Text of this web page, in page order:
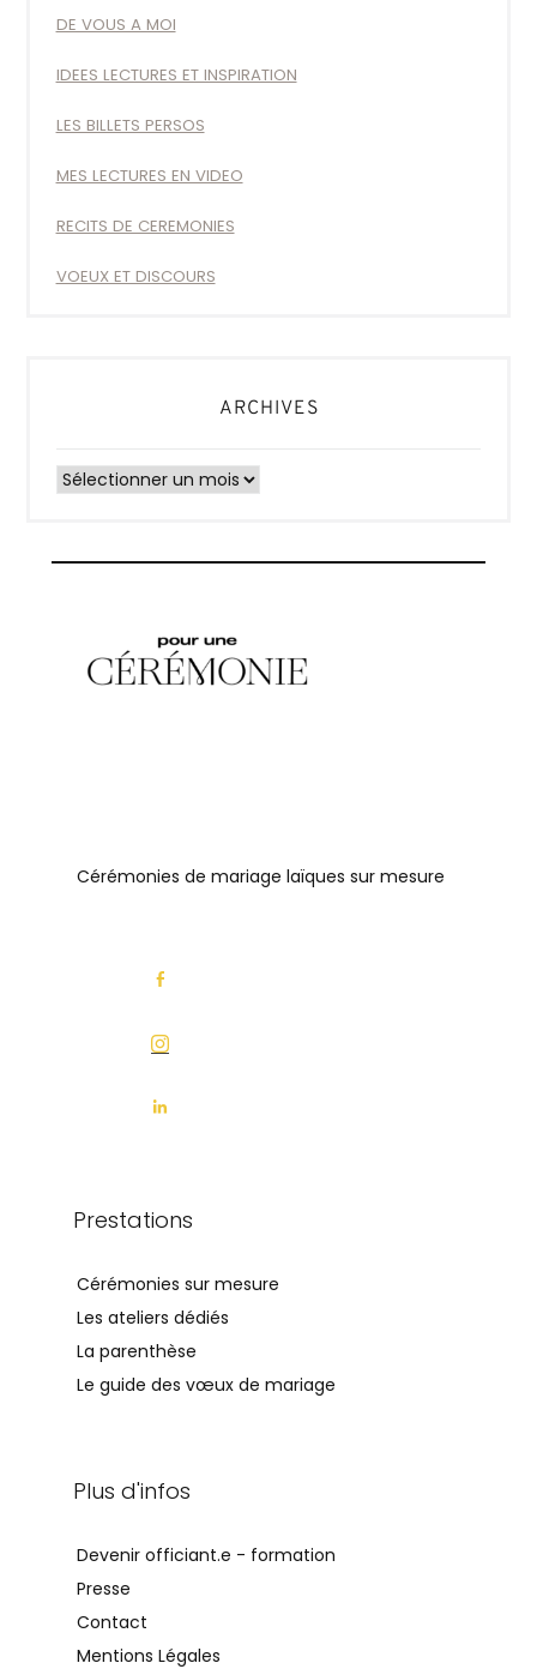
DE VOUS A MOI
IDEES LECTURES ET INSPIRATION
LES BILLETS PERSOS
MES LECTURES EN VIDEO
RECITS DE CEREMONIES
VOEUX ET DISCOURS
ARCHIVES
Archives
Cérémonies de mariage laïques sur mesure
Prestations
Cérémonies sur mesure
Les ateliers dédiés
La parenthèse
Le guide des vœux de mariage
Plus d'infos
Devenir officiant.e - formation
Presse
Contact
Mentions Légales